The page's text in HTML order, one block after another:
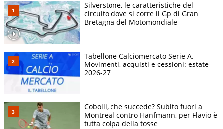
Silverstone, le caratteristiche del
circuito dove si corre il Gp di Gran
Bretagna del Motomondiale
Tabellone Calciomercato Serie A.
Movimenti, acquisti e cessioni: estate
2026-27
Cobolli, che succede? Subito fuori a
Montreal contro Hanfmann, per Flavio è
tutta colpa della tosse